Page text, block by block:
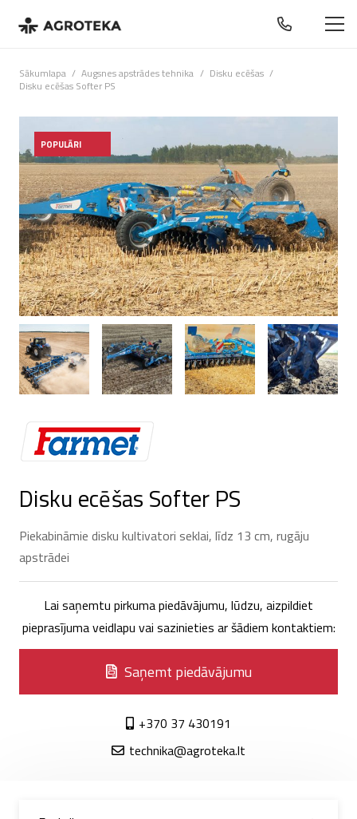
Sākumlapa / Augsnes apstrādes tehnika / Disku ecēšas /
Disku ecēšas Softer PS
POPULĀRI
Disku ecēšas Softer PS
Piekabināmie disku kultivatori seklai, līdz 13 cm, rugāju
apstrādei
Lai saņemtu pirkuma piedāvājumu, lūdzu, aizpildiet
pieprasījuma veidlapu vai sazinieties ar šādiem kontaktiem:
Saņemt piedāvājumu
+370 37 430191
technika@agroteka.lt